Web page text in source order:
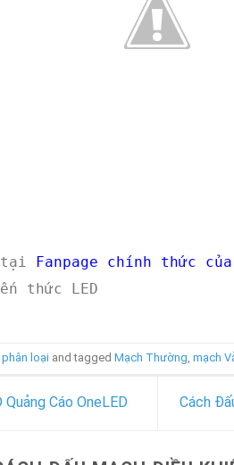
tại Fanpage chính thức của
thức LED
loại and tagged Mạch Thường mạch
Cáo OneLED Cách